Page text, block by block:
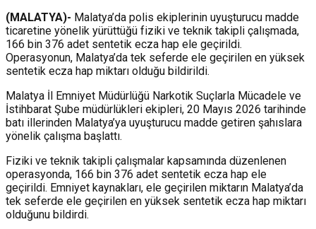
(MALATYA)- Malatya’da polis ekiplerinin uyuşturucu madde
ticaretine yönelik yürüttüğü fiziki ve teknik takipli çalışmada,
166 bin 376 adet sentetik ecza hap ele geçirildi.
Operasyonun, Malatya’da tek seferde ele geçirilen en yüksek
sentetik ecza hap miktarı olduğu bildirildi.
Malatya İl Emniyet Müdürlüğü Narkotik Suçlarla Mücadele ve
İstihbarat Şube müdürlükleri ekipleri, 20 Mayıs 2026 tarihinde
batı illerinden Malatya’ya uyuşturucu madde getiren şahıslara
yönelik çalışma başlattı.
Fiziki ve teknik takipli çalışmalar kapsamında düzenlenen
operasyonda, 166 bin 376 adet sentetik ecza hap ele
geçirildi. Emniyet kaynakları, ele geçirilen miktarın Malatya’da
tek seferde ele geçirilen en yüksek sentetik ecza hap miktarı
olduğunu bildirdi.